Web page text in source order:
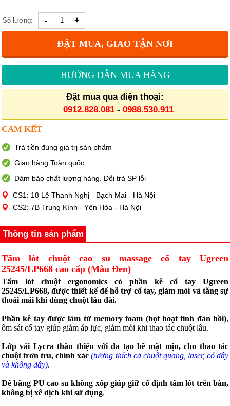
Số lượng: - +
ĐẶT MUA, GIAO TẬN NƠI
HƯỚNG DẪN MUA HÀNG
Đặt mua qua điện thoại:
0912.828.081 - 0988.530.911
CAM KẾT
Trả tiền đúng giá trị sản phẩm
Giao hàng Toàn quốc
Đảm bảo chất lượng hàng. Đổi trả SP lỗi
CS1: 18 Lê Thanh Nghị - Bạch Mai - Hà Nội
CS2: 7B Trung Kính - Yên Hòa - Hà Nội
Thông tin sản phẩm
Tấm lót chuột cao su massage cổ tay Ugreen
25245/LP668 cao cấp (Màu Đen)
Tấm lót chuột ergonomics có phần kê cổ tay Ugreen
25245/LP668, được thiết kế để hỗ trợ cổ tay, giảm mỏi và tăng sự
thoải mái khi dùng chuột lâu dài.
Phần kê tay được làm từ memory foam (bọt hoạt tính đàn hồi),
ôm sát cổ tay giúp giảm áp lực, giảm mỏi khi thao tác chuột lâu.
Lớp vải Lycra thân thiện với da tạo bề mặt mịn, cho thao tác
chuột trơn tru, chính xác (tương thích cả chuột quang, laser, có dây
và không dây).
Đế bằng PU cao su không xốp giúp giữ cố định tấm lót trên bàn,
không bị xê dịch khi sử dụng.